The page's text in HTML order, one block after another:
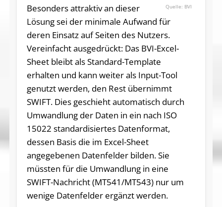
BVI
Besonders attraktiv an dieser
Lösung sei der minimale Aufwand für
deren Einsatz auf Seiten des Nutzers.
Vereinfacht ausgedrückt: Das BVI-Excel-
Sheet bleibt als Standard-Template
erhalten und kann weiter als Input-Tool
genutzt werden, den Rest übernimmt
SWIFT. Dies geschieht automatisch durch
Umwandlung der Daten in ein nach ISO
15022 standardisiertes Datenformat,
dessen Basis die im Excel-Sheet
angegebenen Datenfelder bilden. Sie
müssten für die Umwandlung in eine
SWIFT-Nach­richt (MT541/MT543) nur um
wenige Datenfelder ergänzt werden.